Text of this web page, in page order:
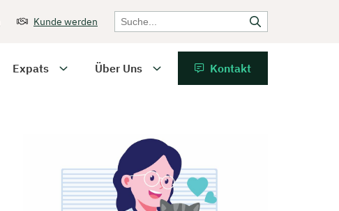
Kunde werden
Expats Über Uns Kontakt